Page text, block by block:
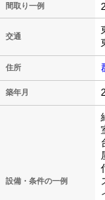
間取り一例
交通
住所
築年月
設備・条件の一例